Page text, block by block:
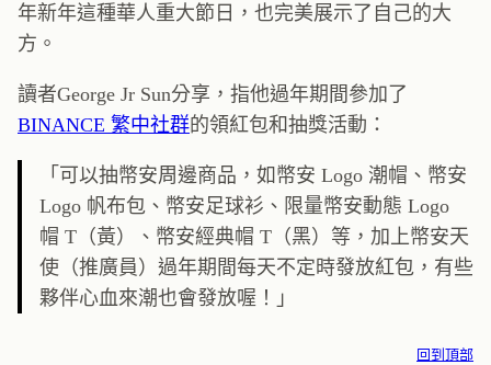
年新年這種華人重大節日，也完美展示了自己的大
方。
讀者George Jr Sun分享，指他過年期間參加了
BINANCE 繁中社群的領紅包和抽獎活動：
「可以抽幣安周邊商品，如幣安 Logo 潮帽、幣安
Logo 帆布包、幣安足球衫、限量幣安動態 Logo
帽 T（黃）、幣安經典帽 T（黑）等，加上幣安天
使（推廣員）過年期間每天不定時發放紅包，有些
夥伴心血來潮也會發放喔！」
回到頂部